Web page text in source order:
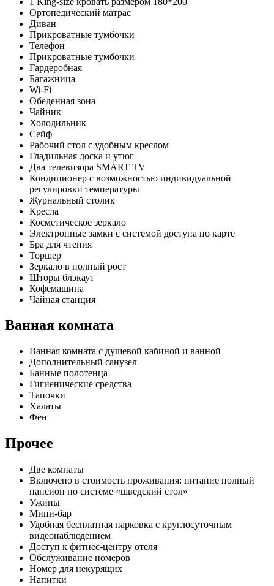
Ортопедический матрас
Диван
Прикроватные тумбочки
Телефон
Прикроватные тумбочки
Гардеробная
Багажница
Wi-Fi
Обеденная зона
Чайник
Холодильник
Сейф
Рабочий стол с удобным креслом
Гладильная доска и утюг
Два телевизора SMART TV
Кондиционер с возможностью индивидуальной
регулировки температуры
Журнальный столик
Кресла
Косметическое зеркало
Электронные замки с системой доступа по карте
Бра для чтения
Торшер
Зеркало в полный рост
Шторы блэкаут
Кофемашина
Чайная станция
Ванная комната
Ванная комната с душевой кабиной и ванной
Дополнительный санузел
Банные полотенца
Гигиенические средства
Тапочки
Халаты
Фен
Прочее
Две комнаты
Включено в стоимость проживания: питание полный
пансион по системе «шведский стол»
Ужины
Мини-бар
Удобная бесплатная парковка с круглосуточным
видеонаблюдением
Доступ к фитнес-центру отеля
Обслуживание номеров
Номер для некурящих
Напитки